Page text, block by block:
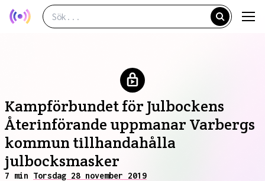
Kampförbundet för Julbockens
Återinförande uppmanar Varbergs
kommun tillhandahålla
julbocksmasker
7 min Torsdag 28 november 2019